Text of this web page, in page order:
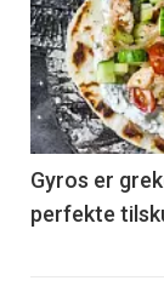
akkurat
nå
-
6
Gyros er
perfekte